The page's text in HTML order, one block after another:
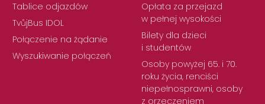
Tablice odjazdów
TvůjBus IDOL
Połączenie na żądanie
Wyszukiwanie połączeń
Opłata za przejazd
w pełnej wysokości
Bilety dla dzieci
i studentów
Osoby powyżej 65. i 70.
roku życia, renciści
niepełnosprawni, osoby
z orzeczeniem